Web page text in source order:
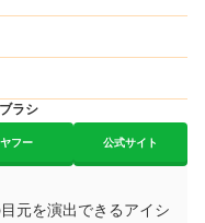
ラシ
ヤフー 公式サイト
元を演出できるアイシ